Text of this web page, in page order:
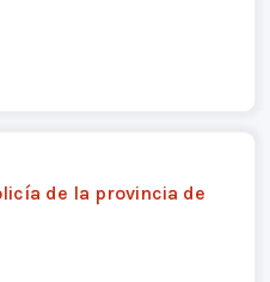
de la provincia de